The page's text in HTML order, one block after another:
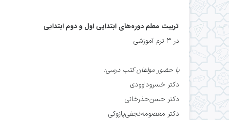
تربیت معلم دوره‌های ابتدايی اول و دوم ابتدایی
در ۳ ترم آموزشي
با حضور مولفان کتب درسی:
دکتر خسروداوودی
دکتر حسن‌حذرخانی
دکتر معصومه‌نجفی‌پازوکی